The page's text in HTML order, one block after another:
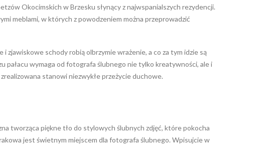
Okocimskich w Brzesku słynący z najwspanialszych rezydencji.
meblami, w których z powodzeniem można przeprowadzić
schody robią olbrzymie wrażenie, a co za tym idzie są
pałacu wymaga od fotografa ślubnego nie tylko kreatywności, ale i
stanowi niezwykłe przeżycie duchowe.
tworząca piękne tło do stylowych ślubnych zdjęć, które pokocha
jest świetnym miejscem dla fotografa ślubnego. Wpisujcie w